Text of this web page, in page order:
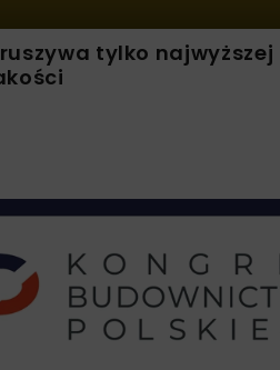
tylko najwyższej